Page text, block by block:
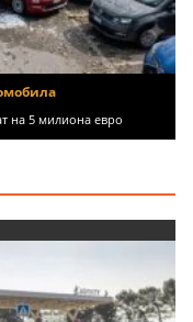
на 5 милиона евро